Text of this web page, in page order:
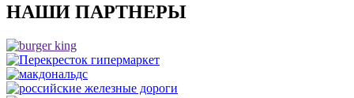
НАШИ ПАРТНЕРЫ